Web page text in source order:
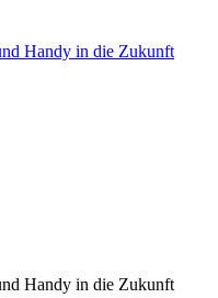
Handy in die Zukunft
Handy in die Zukunft